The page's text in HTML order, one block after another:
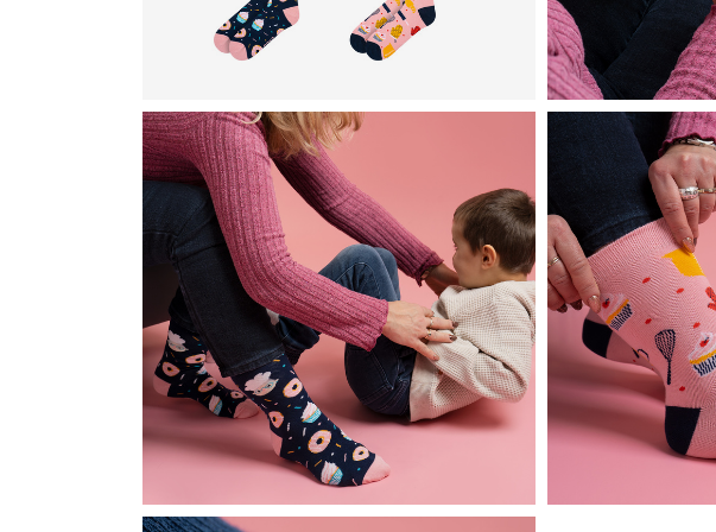
Dárek ke dni dětí
Dárek k narozeninám
Dárek na Velikonoce
Dárek na Valentýna
Vánoční dárky